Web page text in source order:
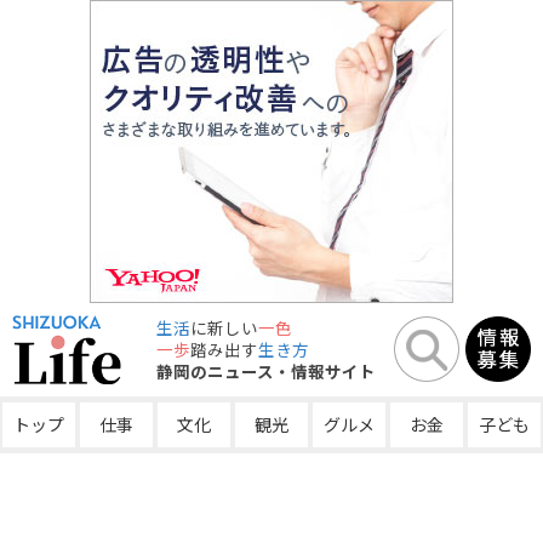
生活に新しい一色
一歩踏み出す生き方
静岡のニュース・情報サイト
トップ 仕事 文化 観光 グルメ お金 子ども